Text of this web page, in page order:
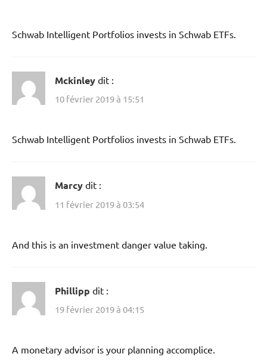
Schwab Intelligent Portfolios invests in Schwab ETFs.
Mckinley dit :
10 février 2019 à 15:51
Schwab Intelligent Portfolios invests in Schwab ETFs.
Marcy dit :
11 février 2019 à 03:54
And this is an investment danger value taking.
Phillipp dit :
19 février 2019 à 04:15
A monetary advisor is your planning accomplice.